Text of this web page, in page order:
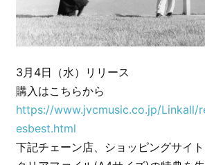
3月4日（水）リリース
購入はこちらから
https://www.jvcmusic.co.jp/Linkall/
esbest.html
下記チェーン店、ショッピングサイ